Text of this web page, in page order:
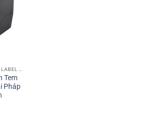
Tem
Pháp